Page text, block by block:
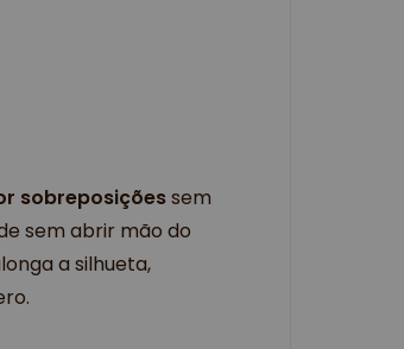
sobreposiçõessem
sem abrir mão do
a silhueta,